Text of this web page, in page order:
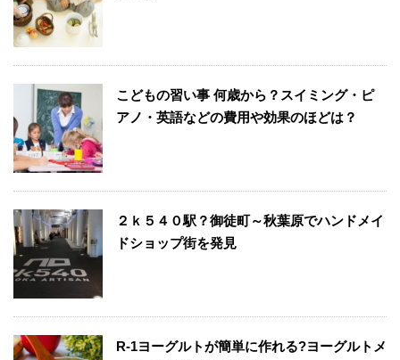
こどもの習い事 何歳から？スイミング・ピ
アノ・英語などの費用や効果のほどは？
２ｋ５４０駅？御徒町～秋葉原でハンドメイ
ドショップ街を発見
R-1ヨーグルトが簡単に作れる?ヨーグルトメ